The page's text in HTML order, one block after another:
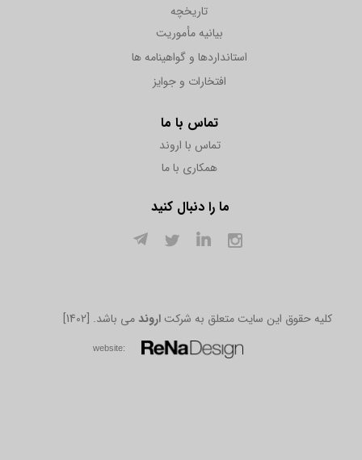
تاریخچه
بیانیه مأموریت
استانداردها و گواهینامه ها
افتخارات و جوایز
تماس با ما
تماس با اروند
همکاری با ما
ما را دنبال کنید
[1402] .کلیه حقوق این سایت متعلق به شرکت اروندمی باشد
w​​​​​​​ebsite: